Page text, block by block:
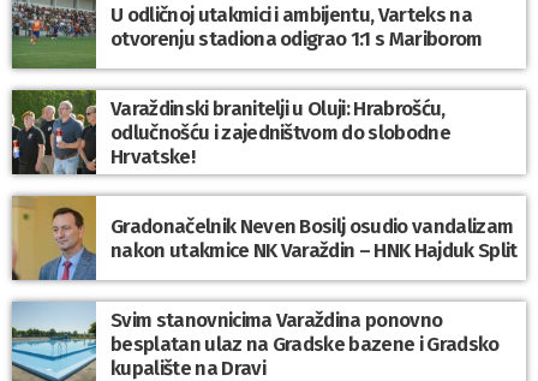
U odličnoj utakmici i ambijentu, Varteks na
otvorenju stadiona odigrao 1:1 s Mariborom
Varaždinski branitelji u Oluji: Hrabrošću,
odlučnošću i zajedništvom do slobodne
Hrvatske!
Gradonačelnik Neven Bosilj osudio vandalizam
nakon utakmice NK Varaždin – HNK Hajduk Split
Svim stanovnicima Varaždina ponovno
besplatan ulaz na Gradske bazene i Gradsko
kupalište na Dravi